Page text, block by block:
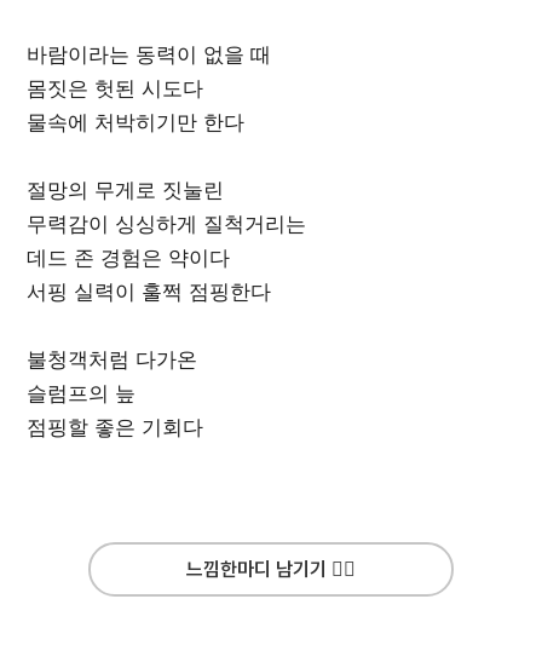
바람이라는 동력이 없을 때
몸짓은 헛된 시도다
물속에 처박히기만 한다
절망의 무게로 짓눌린
무력감이 싱싱하게 질척거리는
데드 존 경험은 약이다
서핑 실력이 훌쩍 점핑한다
불청객처럼 다가온
슬럼프의 늪
점핑할 좋은 기회다
느낌한마디 남기기 ✍🏻